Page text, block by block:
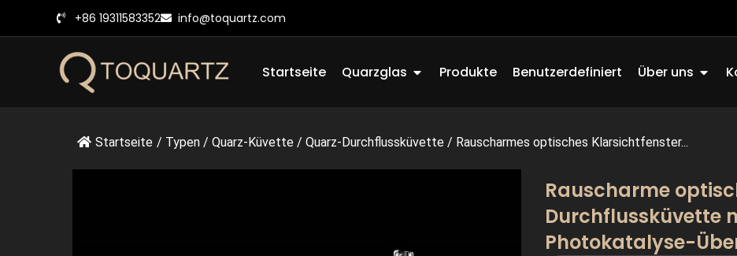
+86 19311583352 info@toquartz.com
Startseite Quarzglas Offen Quartz Glass
Produkte Benutzerdefiniert Über uns Offen
Startseite / Typen / Quarz-Küvette / Quarz-Durchflussküvette / Rauscharmes optisches Klarsichtfenster...
Rauscharme
Durchflussküvette
Photokatalyse-